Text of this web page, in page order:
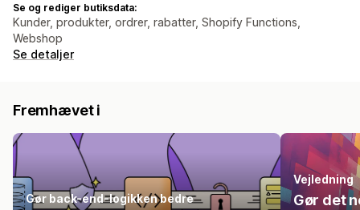
Se og rediger butiksdata:
Kunder, produkter, ordrer, rabatter, Shopify Functions,
Webshop
Se detaljer
Fremhævet i
Gør back-end-logikken bedre
Vejledning
Gør det